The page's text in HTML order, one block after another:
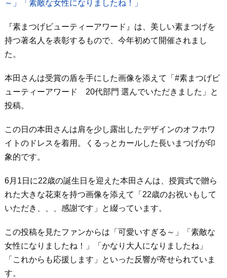
～」「素敵な女性になりましたね！」
『素まつげビューティーアワード』は、美しい素まつげを
持つ著名人を表彰するもので、今年初めて開催されまし
た。
本田さんは受賞の盾を手にした画像を添えて「#素まつげビ
ューティーアワード 20代部門 選んでいただきました」と
投稿。
この日の本田さんは肩を少し露出したデザインのオフホワ
イトのドレスを着用。くるっとカールした長いまつげが印
象的です。
6月1日に22歳の誕生日を迎えた本田さんは、授賞式で贈ら
れた大きな花束を持つ画像を添えて「22歳のお祝いもして
いただき、、、感謝です」と綴っています。
この投稿を見たファンからは「可愛いすぎる～」「素敵な
女性になりましたね！」「かなり大人になりましたね」
「これからも応援します」といった反響が寄せられていま
す。